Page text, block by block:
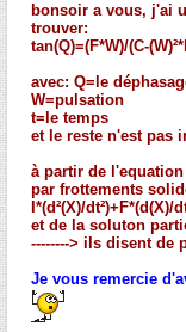
bonsoir a vous, j'ai
trouver:
tan(Q)=(F*W)/(C-
avec: Q=le
W=pulsation
t=le temps
et le reste n'est pas
à partir de
par frottements
I*(d²(X)/
et de la soluton
--------> ils disent de
Je vous remercie